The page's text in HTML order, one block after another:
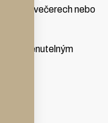
večerech nebo